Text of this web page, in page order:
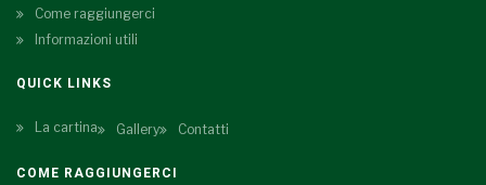
Come raggiungerci
Informazioni utili
QUICK LINKS
La cartina Gallery Contatti
COME RAGGIUNGERCI